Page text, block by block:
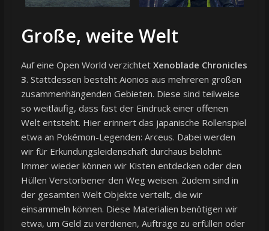
Große, weite Welt
Auf eine Open World verzichtet Xenoblade Chronicles
3. Stattdessen besteht Aionios aus mehreren großen
zusammenhängenden Gebieten. Diese sind teilweise
so weitläufig, dass fast der Eindruck einer offenen
Welt entsteht. Hier erinnert das japanische Rollenspiel
etwa an Pokémon-Legenden: Arceus. Dabei werden
wir für Erkundungsleidenschaft durchaus belohnt.
Immer wieder können wir Kisten entdecken oder den
Hüllen Verstorbener den Weg weisen. Zudem sind in
der gesamten Welt Objekte verteilt, die wir
einsammeln können. Diese Materialien benötigen wir
etwa, um Geld zu verdienen, Aufträge zu erfüllen oder